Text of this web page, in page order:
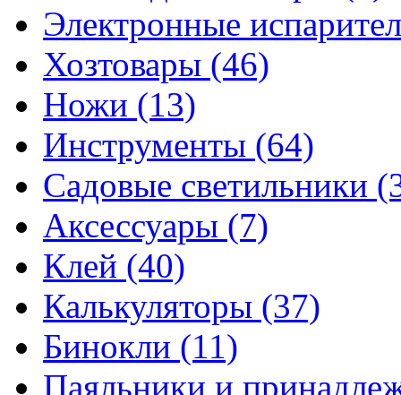
Электронные
Хозтовары (46)
Ножи (13)
Инструменты (64)
Садовые светильники
Аксессуары (7)
Клей (40)
Калькуляторы (37)
Бинокли (11)
Паяльники и